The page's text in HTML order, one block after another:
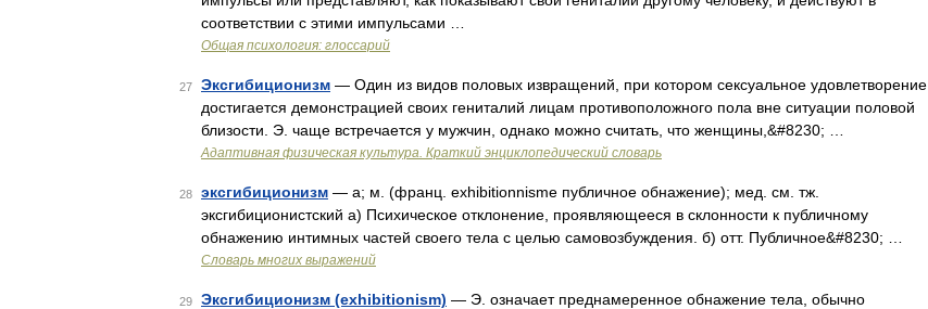
соответствии с этими импульсами …
Общая психология: глоссарий
27 Эксгибиционизм — Один из видов половых извращений, при котором сексуальное удовлетворение
достигается демонстрацией своих гениталий лицам противоположного пола вне ситуации половой
близости. Э. чаще встречается у мужчин, однако можно считать, что женщины,&#8230; …
Адаптивная физическая культура. Краткий энциклопедический словарь
28 эксгибиционизм — а; м. (франц. exhibitionnisme публичное обнажение); мед. см. тж.
эксгибиционистский а) Психическое отклонение, проявляющееся в склонности к публичному
обнажению интимных частей своего тела с целью самовозбуждения. б) отт. Публичное&#8230; …
Словарь многих выражений
29 Эксгибиционизм (exhibitionism) — Э. означает преднамеренное обнажение тела, обычно